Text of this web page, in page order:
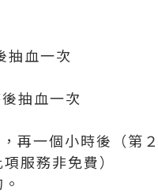
抽血一次
抽血一次
再一個小時後（第
服務非免費）